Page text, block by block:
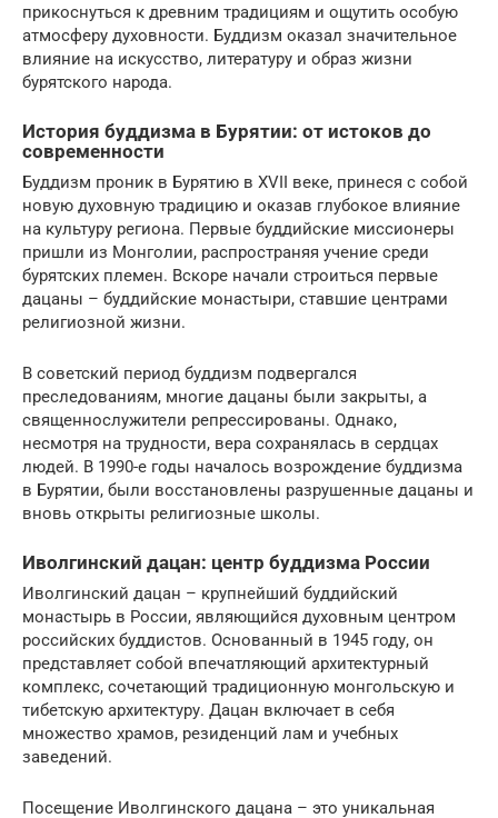
прикоснуться к древним традициям и ощутить особую
атмосферу духовности. Буддизм оказал значительное
влияние на искусство, литературу и образ жизни
бурятского народа.
История буддизма в Бурятии: от истоков до
современности
Буддизм проник в Бурятию в XVII веке, принеся с собой
новую духовную традицию и оказав глубокое влияние
на культуру региона. Первые буддийские миссионеры
пришли из Монголии, распространяя учение среди
бурятских племен. Вскоре начали строиться первые
дацаны – буддийские монастыри, ставшие центрами
религиозной жизни.
В советский период буддизм подвергался
преследованиям, многие дацаны были закрыты, а
священнослужители репрессированы. Однако,
несмотря на трудности, вера сохранялась в сердцах
людей. В 1990-е годы началось возрождение буддизма
в Бурятии, были восстановлены разрушенные дацаны и
вновь открыты религиозные школы.
Иволгинский дацан: центр буддизма России
Иволгинский дацан – крупнейший буддийский
монастырь в России, являющийся духовным центром
российских буддистов. Основанный в 1945 году, он
представляет собой впечатляющий архитектурный
комплекс, сочетающий традиционную монгольскую и
тибетскую архитектуру. Дацан включает в себя
множество храмов, резиденций лам и учебных
заведений.
Посещение Иволгинского дацана – это уникальная